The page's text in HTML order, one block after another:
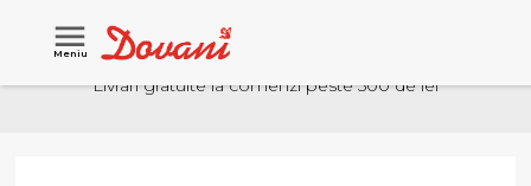
Meniu
Livrari gratuite la comenzi peste 500 de lei